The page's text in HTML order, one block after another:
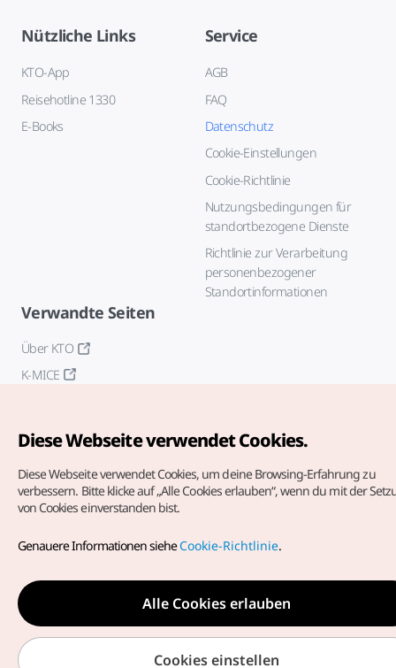
Nützliche Links
KTO-App
Reisehotline 1330
E-Books
Service
AGB
FAQ
Datenschutz
Cookie-Einstellungen
Cookie-Richtlinie
Nutzungsbedingungen für
standortbezogene Dienste
Richtlinie zur Verarbeitung
personenbezogener
Standortinformationen
Verwandte Seiten
Über KTO
K-MICE
vorbehalten.
dieoffizielle E-Mail-Adresse
german@knto.or.kr
Diese Webseite verwendet Cookies.
Diese Webseite verwendet Cookies, um deine Browsing-Erfahrung zu
verbessern. Bitte klicke auf „Alle Cookies erlauben“, wenn du mit der
von Cookies einverstanden bist.
Genauere Informationen sieheCookie-Richtlinie.
Alle Cookies erlauben
Cookies einstellen